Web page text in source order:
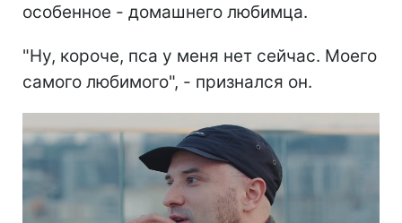
особенное - домашнего любимца.
"Ну, короче, пса у меня нет сейчас. Моего
самого любимого", - признался он.